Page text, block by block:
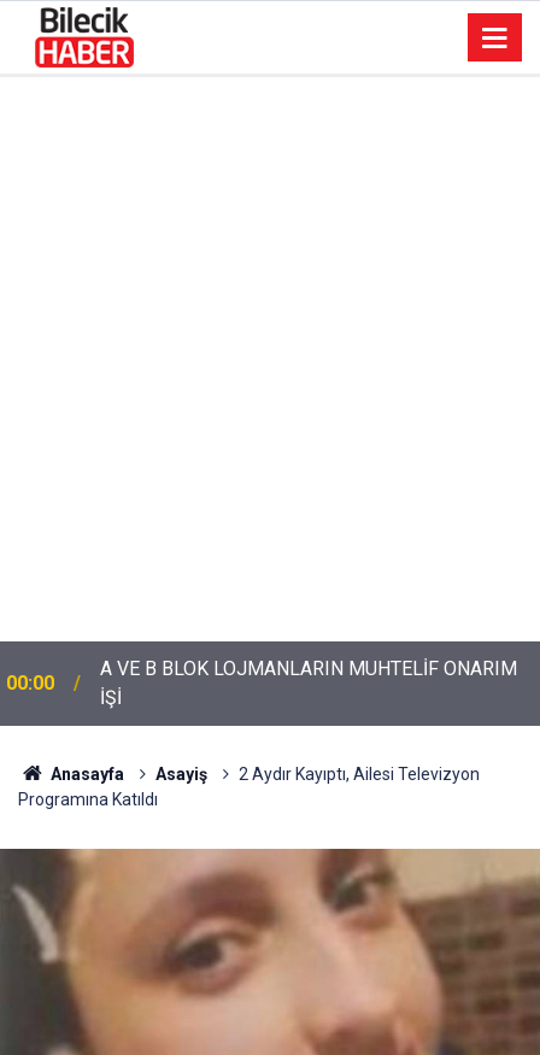
16:42
CHP Genel Başkan Yardımcısı Erbay: "Türkiye’nin
Geleceğini İnşa Edeceğiz"
Anasayfa Asayiş
2 Aydır Kayıptı, Ailesi Televizyon
Programına Katıldı